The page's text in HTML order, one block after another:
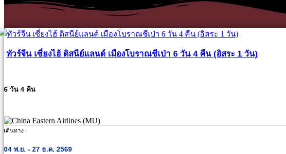
ทัวร์จีน เซี่ยงไฮ้ ดิสนีย์แลนด์ เมืองโบราณชีเป่า 6 วัน 4 คืน (อิสระ 1 วัน)
6 วัน 4 คืน
เดินทาง :
04 พ.ย. - 27 ธ.ค. 2569